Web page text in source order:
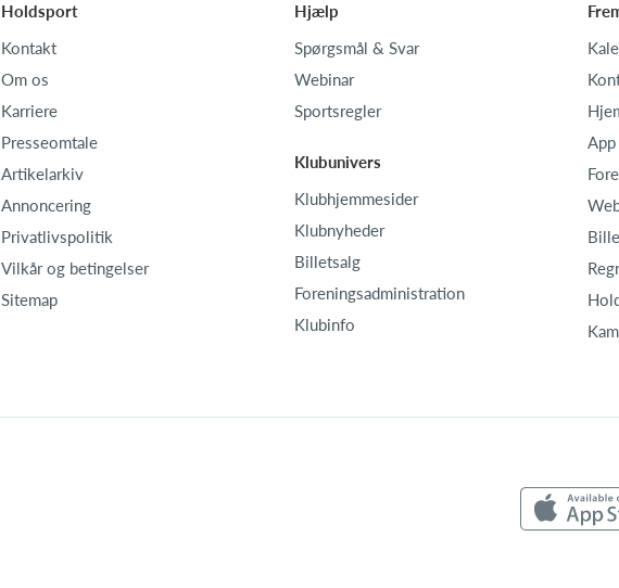
Holdsport
Kontakt
Om os
Karriere
Presseomtale
Artikelarkiv
Annoncering
Privatlivspolitik
Vilkår og betingelser
Sitemap
Hjælp
Spørgsmål & Svar
Webinar
Sportsregler
Klubunivers
Klubhjemmesider
Klubnyheder
Billetsalg
Foreningsadministration
Klubinfo
App